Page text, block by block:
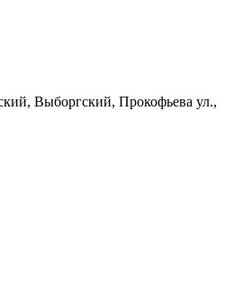
Выборгский, Прокофьева ул.,